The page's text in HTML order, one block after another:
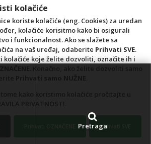
koji prostoru daje suvremen
s energetski učinkovitim LED
i kvalitetnim materijalima
jamče dugotrajnost.ač
Prigovor potrošača –
kolačiće
koriste kolačiće (eng. Cookies) za uredan
kolačiće korisitmo kako bi osigurali
i funkcionalnost. Ako se slažete sa
na vaš uređaj, odaberite Prihvati SVE.
kolačiće koje želite dozvoliti, označite ih i
Prihvati SVE
Pretraga